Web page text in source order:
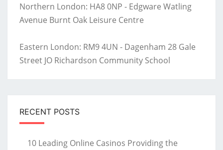
Northern London: HA8 0NP - Edgware Watling
Avenue Burnt Oak Leisure Centre
Eastern London: RM9 4UN - Dagenham 28 Gale
Street JO Richardson Community School
RECENT POSTS
10 Leading Online Casinos Providing the